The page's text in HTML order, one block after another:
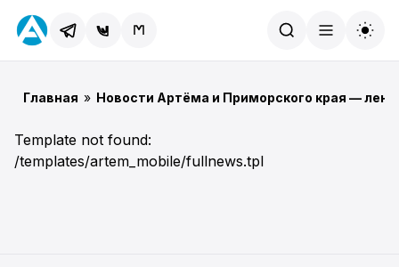
Главная » Новости Артёма и Приморского края —
Template not found:
/templates/artem_mobile/fullnews.tpl